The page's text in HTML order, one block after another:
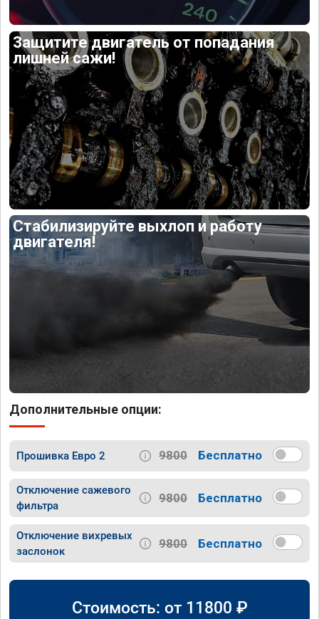
Защитите двигатель от попадания
лишней сажи!
Стабилизируйте выхлоп и работу
двигателя!
Дополнительные опции:
Прошивка Евро 2 9800 Бесплатно
Отключение сажевого
фильтра
9800 Бесплатно
Отключение вихревых
заслонок
9800 Бесплатно
Стоимость: от 11800 ₽